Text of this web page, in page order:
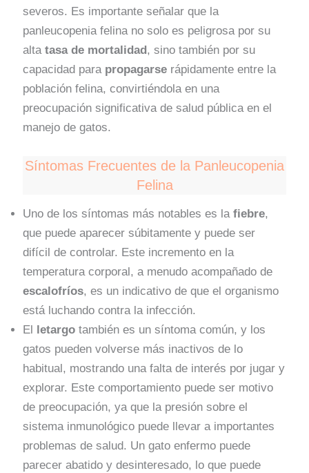
severos. Es importante señalar que la
panleucopenia felina no solo es peligrosa por su
altatasa de mortalidad , sino también por su
capacidad para propagarse rápidamente entre la
población felina, convirtiéndola en una
preocupación significativa de salud pública en el
manejo de gatos.
Síntomas Frecuentes de la Panleucopenia
Felina
Uno de los síntomas más notables es lafiebre,
que puede aparecer súbitamente y puede ser
difícil de controlar. Este incremento en la
temperatura corporal, a menudo acompañado de
escalofríos, es un indicativo de que el organismo
está luchando contra la infección.
El
letargotambién es un síntoma común, y los
gatos pueden volverse más inactivos de lo
habitual, mostrando una falta de interés por jugar y
explorar. Este comportamiento puede ser motivo
de preocupación, ya que la presión sobre el
sistema inmunológico puede llevar a importantes
problemas de salud. Un gato enfermo puede
parecer abatido y desinteresado, lo que puede